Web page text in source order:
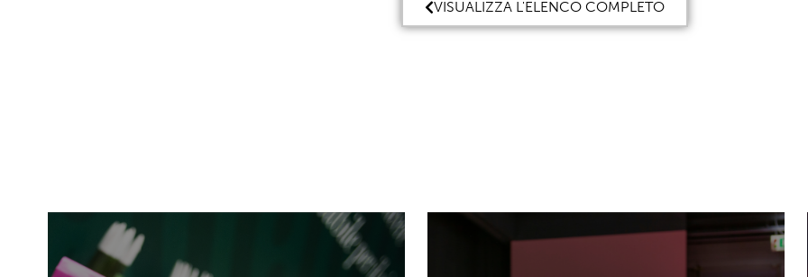
VISUALIZZA L'ELENCO COMPLETO